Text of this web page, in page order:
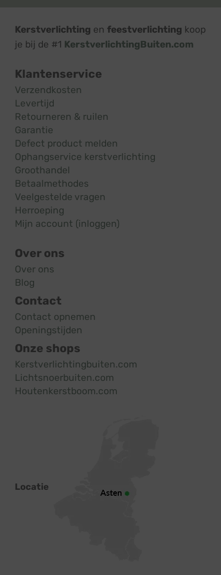
Kerstverlichting en feestverlichting koop
je bij de #1 KerstverlichtingBuiten.com
Klantenservice
Verzendkosten
Levertijd
Retourneren & ruilen
Garantie
Defect product melden
Ophangservice kerstverlichting
Groothandel
Betaalmethodes
Veelgestelde vragen
Herroeping
Mijn account (inloggen)
Over ons
Over ons
Blog
Contact
Contact opnemen
Openingstijden
Onze shops
Kerstverlichtingbuiten.com
Lichtsnoerbuiten.com
Houtenkerstboom.com
Locatie